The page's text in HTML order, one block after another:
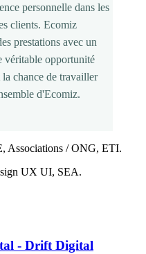
personnelle dans les
clients. Ecomiz
prestations avec un
véritable opportunité
chance de travailler
d'Ecomiz.
Associations / ONG, ETI.
UX UI, SEA.
- Drift Digital